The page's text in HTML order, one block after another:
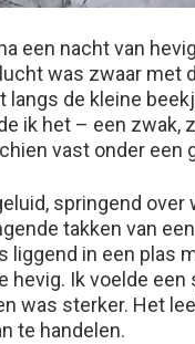
een nacht van
was zwaar met
langs de kleine
ik het – een zwak,
vast onder een
springend
takken van
liggend in een plas
hevig. Ik voelde
was sterker. Het
te handelen.